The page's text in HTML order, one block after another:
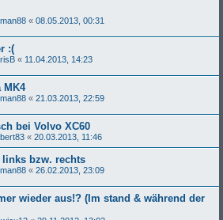
« 08.05.2013, 00:31
:(
« 11.04.2013, 14:23
MK4
« 21.03.2013, 22:59
bei Volvo XC60
« 20.03.2013, 11:46
links bzw. rechts
« 26.02.2013, 23:09
wieder aus!? (Im stand & während der